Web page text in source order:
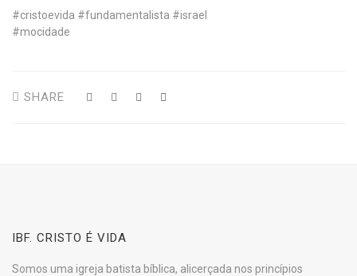
#cristoevida #fundamentalista #israel
#mocidade
SHARE
IBF. CRISTO É VIDA
Somos uma igreja batista bíblica, alicerçada nos princípios